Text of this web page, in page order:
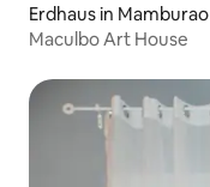
Erdhaus in Mamburao
Maculbo Art House